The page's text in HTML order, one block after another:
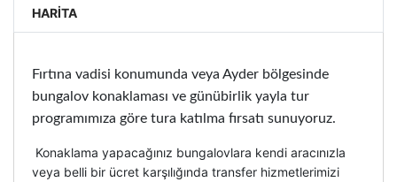
HARITA
Fırtına vadisi konumunda veya Ayder bölgesinde
bungalov konaklaması ve günübirlik yayla tur
programımıza göre tura katılma fırsatı sunuyoruz.
Konaklama yapacağınız bungalovlara kendi aracınızla
veya belli bir ücret karşılığında transfer hizmetlerimizi